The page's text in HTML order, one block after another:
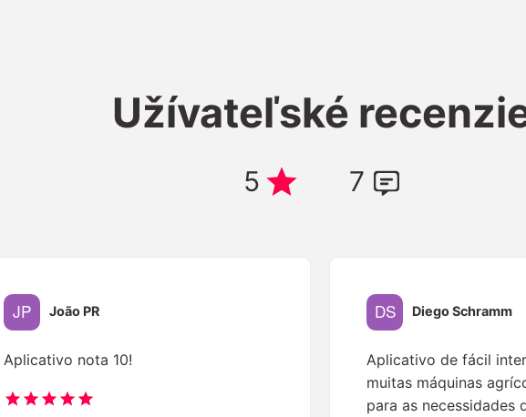
Užívateľské
5 7
João PR
Aplicativo nota 10!
Diego Schramm
Aplicativo de fácil
muitas máquinas
para as necessidades